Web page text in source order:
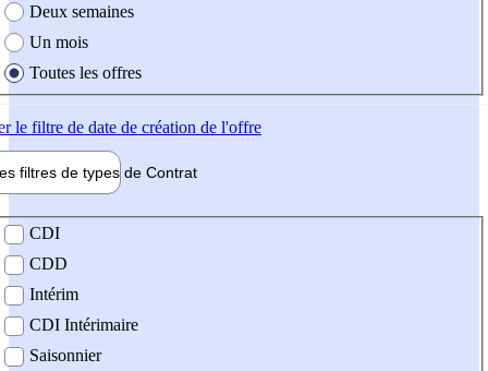
Deux semaines
Un mois
Toutes les offres
le filtre de date de création de l'offre
filtres de types de Contrat
contrat
CDI
CDD
Intérim
CDI Intérimaire
Saisonnier